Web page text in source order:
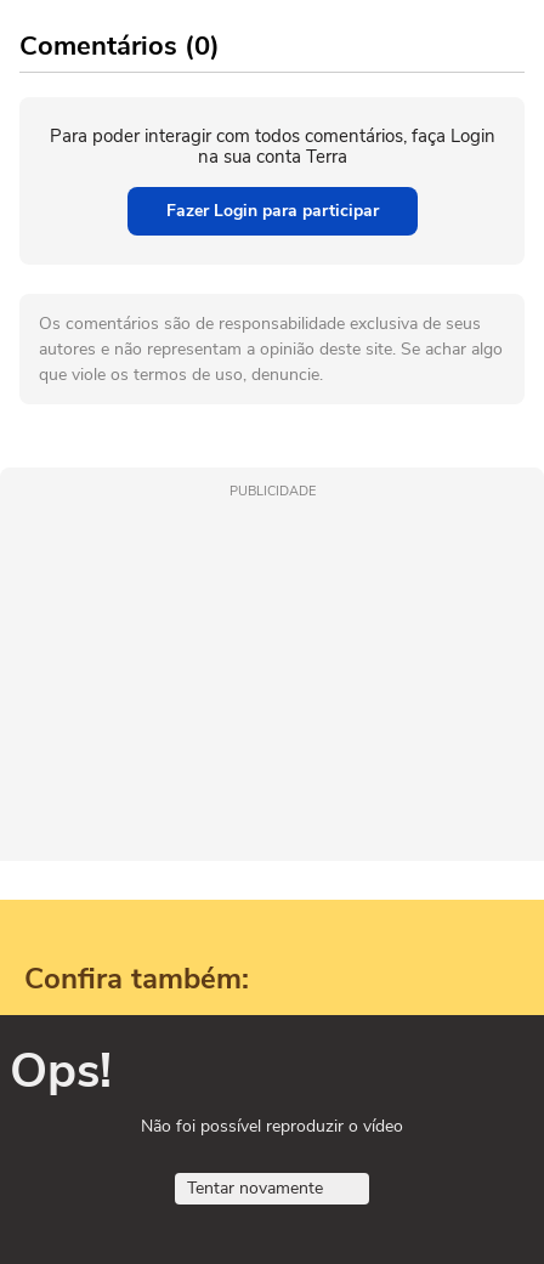
Comentários (0)
Para poder interagir com todos comentários, faça Login
na sua conta Terra
Fazer Login para participar
Os comentários são de responsabilidade exclusiva de seus
autores e não representam a opinião deste site. Se achar algo
que viole os termos de uso, denuncie.
PUBLICIDADE
Confira também:
Ops!
Não foi possível reproduzir o vídeo
Tentar novamente